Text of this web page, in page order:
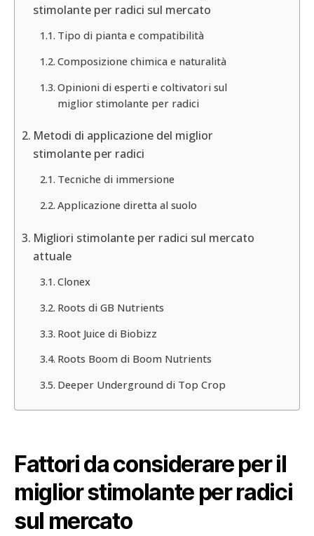
stimolante per radici sul mercato
Tipo di pianta e compatibilità
Composizione chimica e naturalità
Opinioni di esperti e coltivatori sul
miglior stimolante per radici
Metodi di applicazione del miglior
stimolante per radici
Tecniche di immersione
Applicazione diretta al suolo
Migliori stimolante per radici sul mercato
attuale
Clonex
Roots di GB Nutrients
Root Juice di Biobizz
Roots Boom di Boom Nutrients
Deeper Underground di Top Crop
Fattori da considerare per il
miglior stimolante per radici
sul mercato